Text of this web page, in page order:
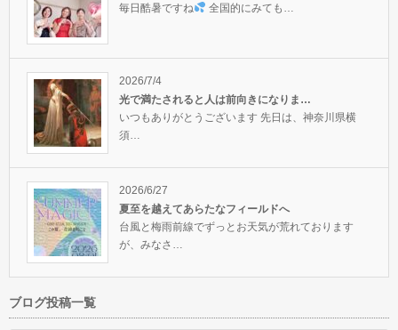
毎日酷暑ですね
全国的にみても…
2026/7/4
光で満たされると人は前向きになりま…
いつもありがとうございます 先日は、神奈川県横
須…
2026/6/27
夏至を越えてあらたなフィールドへ
台風と梅雨前線でずっとお天気が荒れております
が、みなさ…
ブログ投稿一覧